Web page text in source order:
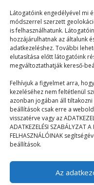
Látogatóink engedélyével mi
módszerrel szerzett
is felhasználhatunk.
hozzájárulhatnak az általunk
adatkezeléshez. További
elutasítása előtt látogatóink
megváltoztathatják kereső-
Felhívjuk a figyelmet arra,
kezeléséhez nem feltétlenül
azonban jogában áll
beállítások csak erre a
visszatérve vagy az
ADATKEZELÉSI SZABÁLYZAT
FELHASZNÁLÓINAK
beállítások.
Az
© 2023–2026
Navigáció
Főoldal
Mix